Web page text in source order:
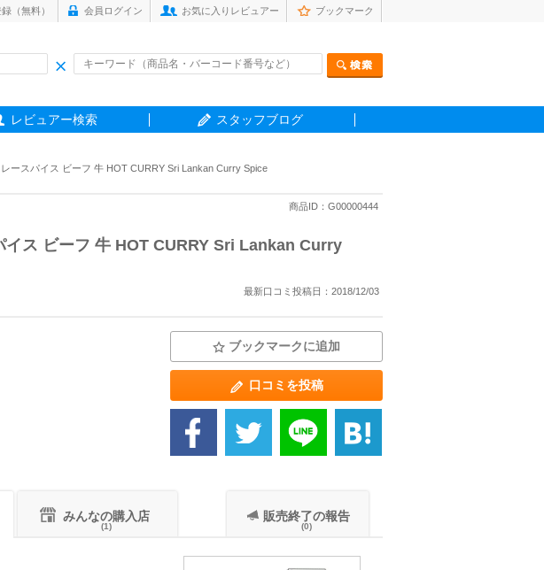
（無料） 会員ログイン お気に入りレビュアー ブックマーク
レビュアー検索 スタッフブログ
ースパイス ビーフ 牛 HOT CURRY Sri Lankan Curry Spice
イス ビーフ 牛 HOT CURRY Sri Lankan Curry
商品ID：G00000444
最新口コミ投稿日：2018/12/03
ブックマークに追加
口コミを投稿
みんなの購入店
(1)
販売終了の報告
(0)